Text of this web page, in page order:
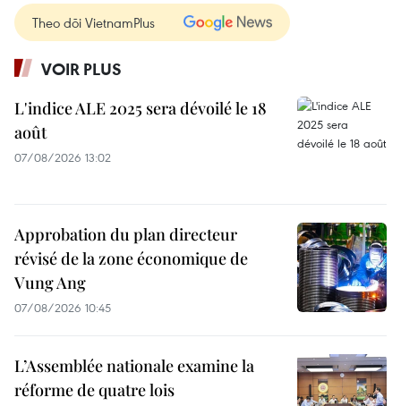
Theo dõi VietnamPlus
VOIR PLUS
L'indice ALE 2025 sera dévoilé le 18
août
07/08/2026 13:02
Approbation du plan directeur
révisé de la zone économique de
Vung Ang
07/08/2026 10:45
L’Assemblée nationale examine la
réforme de quatre lois